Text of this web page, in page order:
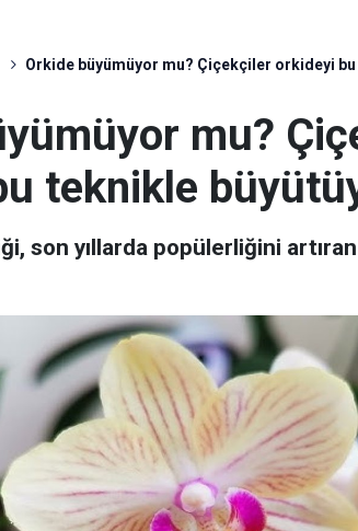
Orkide büyümüyor mu? Çiçekçiler orkideyi
mu?
teknikle
son yıllarda popülerliğini